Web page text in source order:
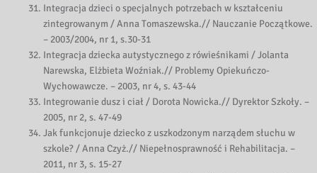
Integracja dzieci o specjalnych potrzebach w kształceniu
zintegrowanym / Anna Tomaszewska.// Nauczanie Początkowe.
– 2003/2004, nr 1, s.30-31
Integracja dziecka autystycznego z rówieśnikami / Jolanta
Narewska, Elżbieta Woźniak.// Problemy Opiekuńczo-
Wychowawcze. – 2003, nr 4, s. 43-44
Integrowanie dusz i ciał / Dorota Nowicka.// Dyrektor Szkoły. –
2005, nr 2, s. 47-49
Jak funkcjonuje dziecko z uszkodzonym narządem słuchu w
szkole? / Anna Czyż.// Niepełnosprawność i Rehabilitacja. –
2011, nr 3, s. 15-27